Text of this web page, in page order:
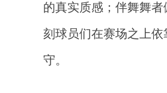
的真实质感；伴舞舞
刻球员们在赛场之上
守。